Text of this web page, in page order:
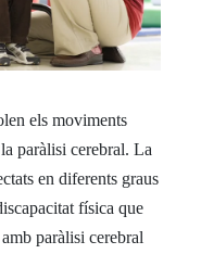
els moviments
paràlisi cerebral. La
en diferents graus
física que
paràlisi cerebral